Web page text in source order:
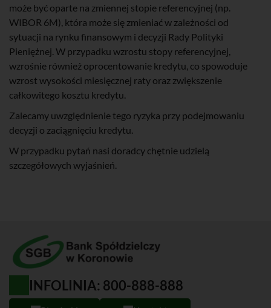
może być oparte na zmiennej stopie referencyjnej (np.
WIBOR 6M), która może się zmieniać w zależności od
sytuacji na rynku finansowym i decyzji Rady Polityki
Pieniężnej. W przypadku wzrostu stopy referencyjnej,
wzrośnie również oprocentowanie kredytu, co spowoduje
wzrost wysokości miesięcznej raty oraz zwiększenie
całkowitego kosztu kredytu.
Zalecamy uwzględnienie tego ryzyka przy podejmowaniu
decyzji o zaciągnięciu kredytu.
W przypadku pytań nasi doradcy chętnie udzielą
szczegółowych wyjaśnień.
INFOLINIA: 800-888-888